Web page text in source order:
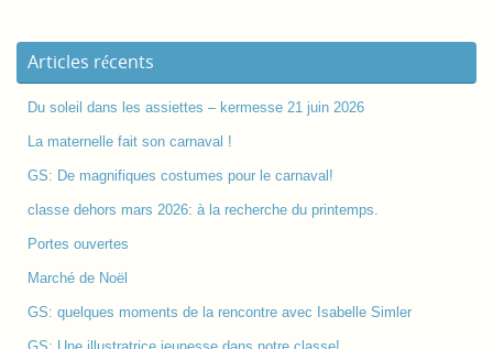
Articles récents
Du soleil dans les assiettes – kermesse 21 juin 2026
La maternelle fait son carnaval !
GS: De magnifiques costumes pour le carnaval!
classe dehors mars 2026: à la recherche du printemps.
Portes ouvertes
Marché de Noël
GS: quelques moments de la rencontre avec Isabelle Simler